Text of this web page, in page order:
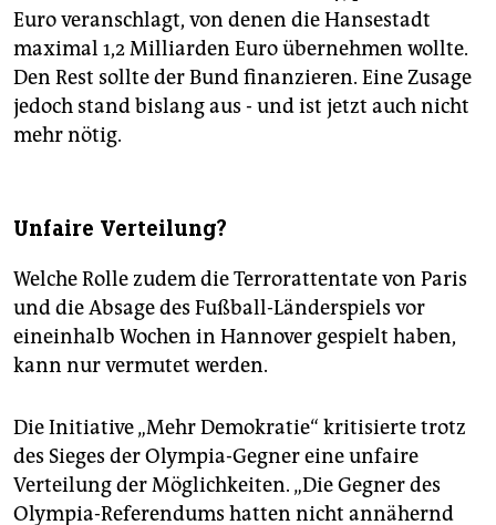
Euro veranschlagt, von denen die Hansestadt
maximal 1,2 Milliarden Euro übernehmen wollte.
Den Rest sollte der Bund finanzieren. Eine Zusage
jedoch stand bislang aus - und ist jetzt auch nicht
mehr nötig.
Unfaire Verteilung?
Welche Rolle zudem die Terrorattentate von Paris
und die Absage des Fußball-Länderspiels vor
eineinhalb Wochen in Hannover gespielt haben,
kann nur vermutet werden.
Die Initiative „Mehr Demokratie“ kritisierte trotz
des Sieges der Olympia-Gegner eine unfaire
Verteilung der Möglichkeiten. „Die Gegner des
Olympia-Referendums hatten nicht annähernd